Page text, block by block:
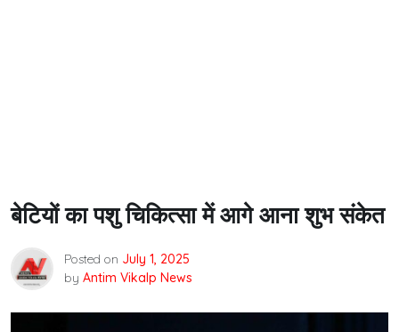
बेटियों का पशु चिकित्सा में आगे आना शुभ संकेत
Posted on July 1, 2025
by Antim Vikalp News